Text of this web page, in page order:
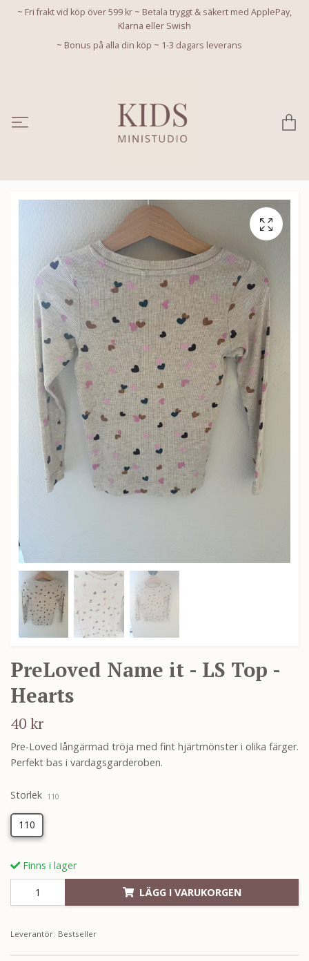
~ Fri frakt vid köp över 599 kr ~ Betala tryggt & säkert med ApplePay,
Klarna eller Swish
~ Bonus på alla din köp ~ 1-3 dagars leverans
PreLoved Name it - LS Top -
Hearts
40 kr
Pre-Loved långärmad tröja med fint hjärtmönster i olika färger.
Perfekt bas i vardagsgarderoben.
Storlek 110
110
Finns i lager
LÄGG I VARUKORGEN
Leverantör: Bestseller